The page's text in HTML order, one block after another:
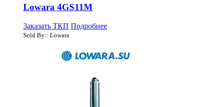
Lowara 4GS11M
Заказать ТКП Подробнее
Sold By:: Lowara